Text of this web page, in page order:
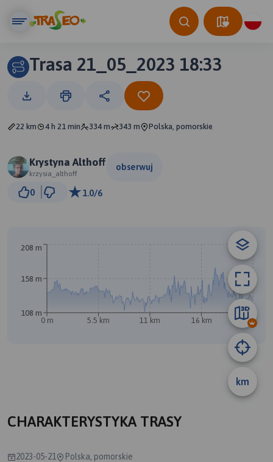
Trasa 21_05_2023 18:33
22 km 4 h 21 min 334 m 343 m Polska, pomorskie
Krystyna Althoff
krzysia_althoff
obserwuj
0 1.0/6
km
0 m 5.5 km 11 km 16 km 22 km
108 m
158 m
208 m
CHARAKTERYSTYKA TRASY
2023-05-21 Polska, pomorskie